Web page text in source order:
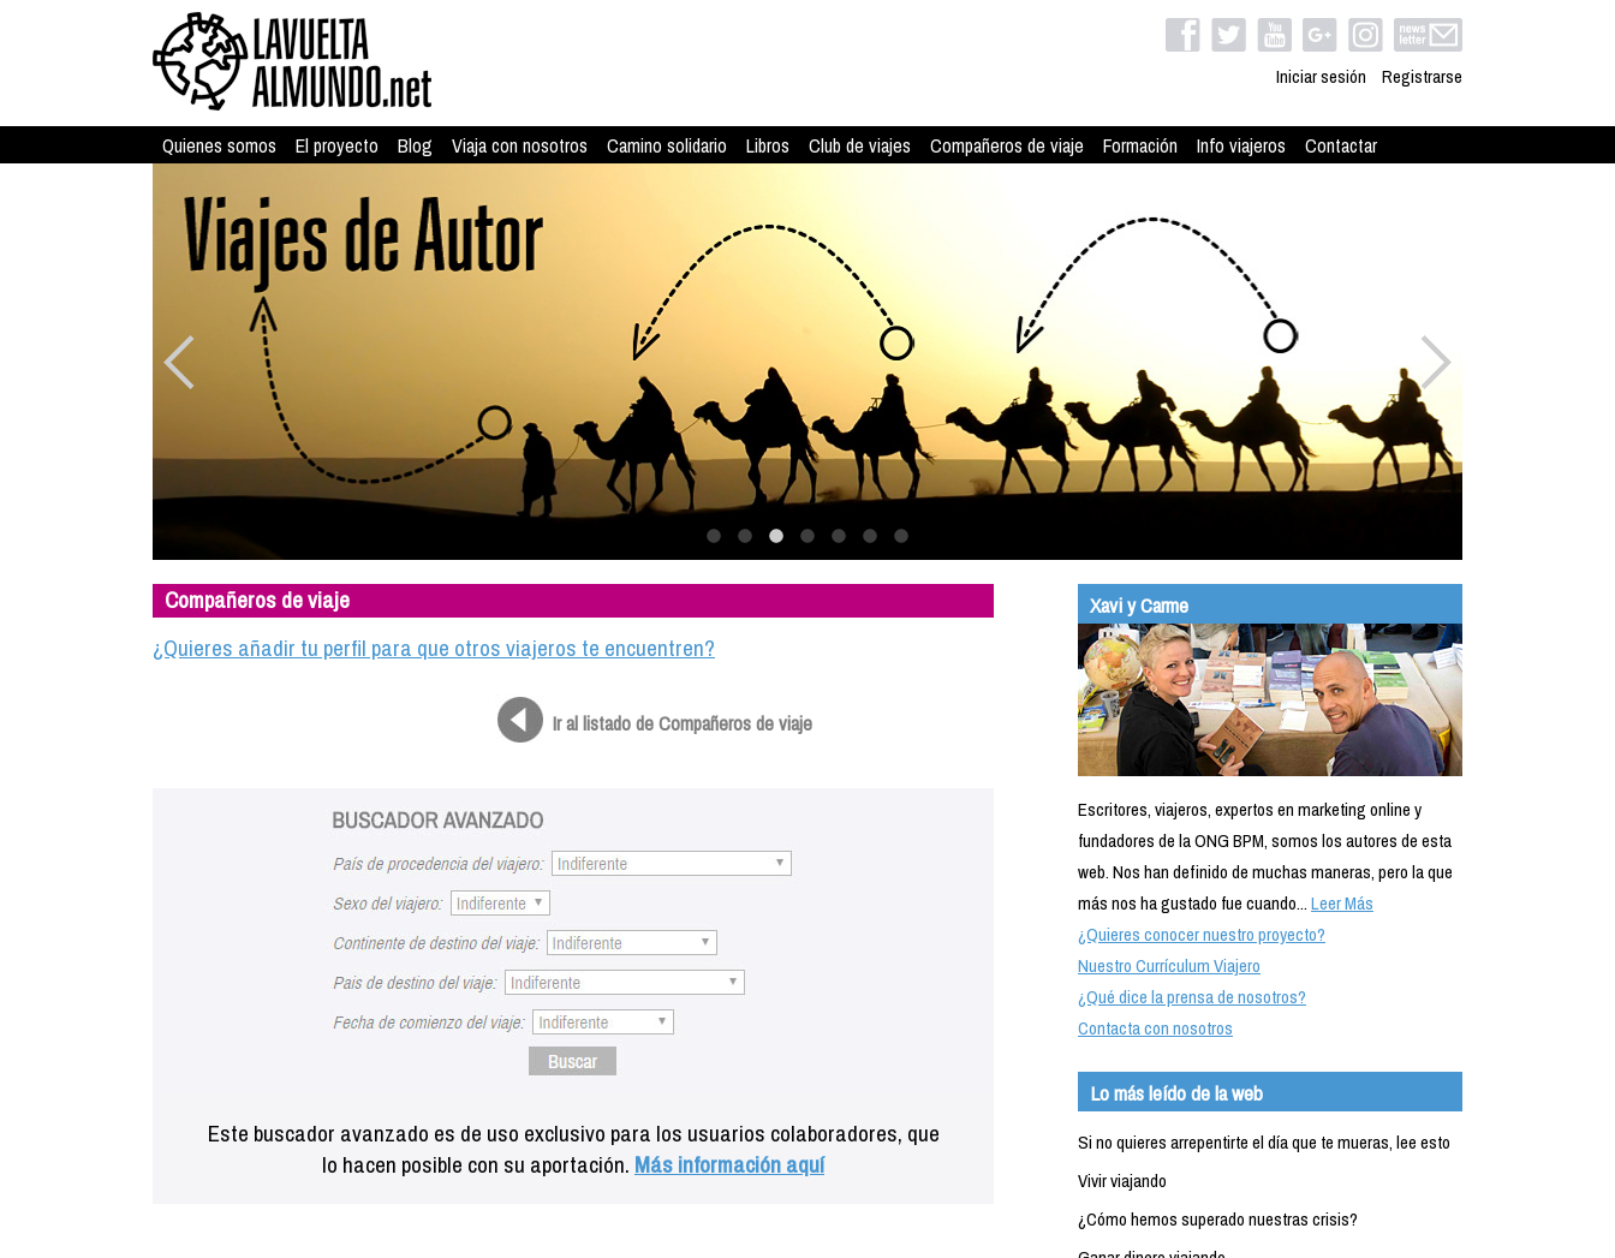
Iniciar sesión Registrarse
Quienes somos El proyecto Blog Viaja con nosotros Camino solidario Libros Club de viajes Compañeros de viaje Formación Info viajeros Contactar
Compañeros de viaje
¿Quieres añadir tu perfil para que otros viajeros te encuentren?
Ir al listado de Compañeros de viaje
Este buscador avanzado es de uso exclusivo para los usuarios colaboradores, que
lo hacen posible con su aportación. Más información aquí
Xavi y Carme
Escritores, viajeros, expertos en marketing online y
fundadores de la ONG BPM, somos los autores de esta
web. Nos han definido de muchas maneras, pero la que
más nos ha gustado fue cuando...Leer Más
¿Quieres conocer nuestro proyecto?
Nuestro Currículum Viajero
¿Qué dice la prensa de nosotros?
Contacta con nosotros
Lo más leído de la web
Si no quieres arrepentirte el día que te mueras, lee esto
Vivir viajando
¿Cómo hemos superado nuestras crisis?